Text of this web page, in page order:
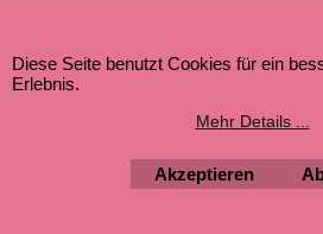
Diese Seite benutzt Cookies für ein
Erlebnis.
Mehr Details ...
Akzeptieren